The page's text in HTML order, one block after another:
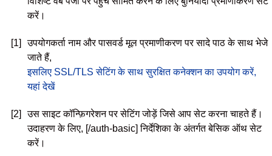
करें।
[1]
उपयोगकर्ता नाम और पासवर्ड मूल प्रमाणीकरण पर सादे पाठ के साथ भेजे
जाते हैं,
इसलिए SSL/TLS सेटिंग के साथ सुरक्षित कनेक्शन का उपयोग करें,
यहां देखें
[2]
उस साइट कॉन्फ़िगरेशन पर सेटिंग जोड़ें जिसे आप सेट करना चाहते हैं।
उदाहरण के लिए, [/auth-basic] निर्देशिका के अंतर्गत बेसिक ऑथ सेट
करें।